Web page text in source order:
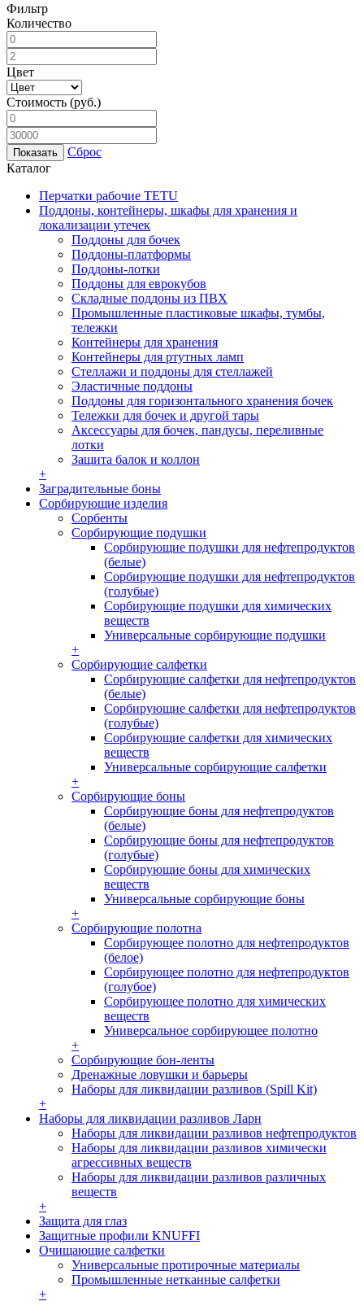
Фильтр
Количество
Цвет
Стоимость (руб.)
Сброс
Каталог
Перчатки рабочие TETU
Поддоны, контейнеры, шкафы для хранения и
локализации утечек
Поддоны для бочек
Поддоны-платформы
Поддоны-лотки
Поддоны для еврокубов
Складные поддоны из ПВХ
Промышленные пластиковые шкафы, тумбы,
тележки
Контейнеры для хранения
Контейнеры для ртутных ламп
Стеллажи и поддоны для стеллажей
Эластичные поддоны
Поддоны для горизонтального хранения бочек
Тележки для бочек и другой тары
Аксессуары для бочек, пандусы, переливные
лотки
Защита балок и коллон
+
Заградительные боны
Сорбирующие изделия
Сорбенты
Сорбирующие подушки
Сорбирующие подушки для нефтепродуктов
(белые)
Сорбирующие подушки для нефтепродуктов
(голубые)
Сорбирующие подушки для химических
веществ
Универсальные сорбирующие подушки
+
Сорбирующие салфетки
Сорбирующие салфетки для нефтепродуктов
(белые)
Сорбирующие салфетки для нефтепродуктов
(голубые)
Сорбирующие салфетки для химических
веществ
Универсальные сорбирующие салфетки
+
Сорбирующие боны
Сорбирующие боны для нефтепродуктов
(белые)
Сорбирующие боны для нефтепродуктов
(голубые)
Сорбирующие боны для химических
веществ
Универсальные сорбирующие боны
+
Сорбирующие полотна
Сорбирующее полотно для нефтепродуктов
(белое)
Сорбирующее полотно для нефтепродуктов
(голубое)
Сорбирующее полотно для химических
веществ
Универсальное сорбирующее полотно
+
Сорбирующие бон-ленты
Дренажные ловушки и барьеры
Наборы для ликвидации разливов (Spill Kit)
+
Наборы для ликвидации разливов Ларн
Наборы для ликвидации разливов нефтепродуктов
Наборы для ликвидации разливов химически
агрессивных веществ
Наборы для ликвидации разливов различных
веществ
+
Защита для глаз
Защитные профили KNUFFI
Очищающие салфетки
Универсальные протирочные материалы
Промышленные нетканные салфетки
+